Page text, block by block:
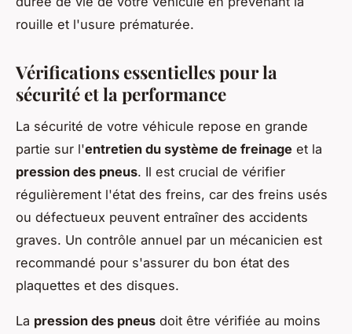
rouille et l'usure prématurée.
Vérifications essentielles pour la
sécurité et la performance
La sécurité de votre véhicule repose en grande
partie sur l'entretien du système de freinage et la
pression des pneus. Il est crucial de vérifier
régulièrement l'état des freins, car des freins usés
ou défectueux peuvent entraîner des accidents
graves. Un contrôle annuel par un mécanicien est
recommandé pour s'assurer du bon état des
plaquettes et des disques.
La pression des pneus doit être vérifiée au moins